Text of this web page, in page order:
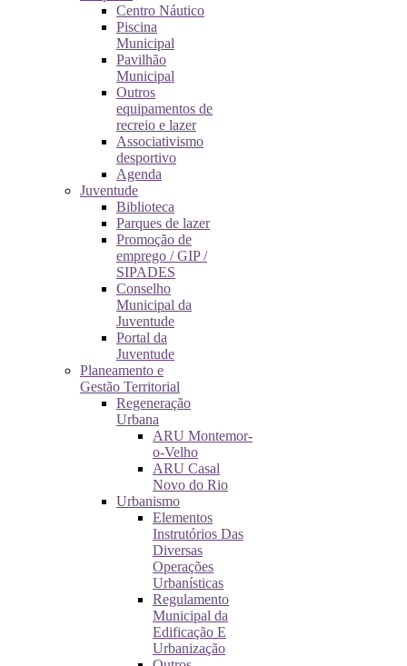
Centro Náutico
Piscina
Municipal
Pavilhão
Municipal
Outros
equipamentos de
recreio e lazer
Associativismo
desportivo
Agenda
Juventude
Biblioteca
Parques de lazer
Promoção de
emprego / GIP /
SIPADES
Conselho
Municipal da
Juventude
Portal da
Juventude
Planeamento e
Gestão Territorial
Regeneração
Urbana
ARU Montemor-
o-Velho
ARU Casal
Novo do Rio
Urbanismo
Elementos
Instrutórios Das
Diversas
Operações
Urbanísticas
Regulamento
Municipal da
Edificação E
Urbanização